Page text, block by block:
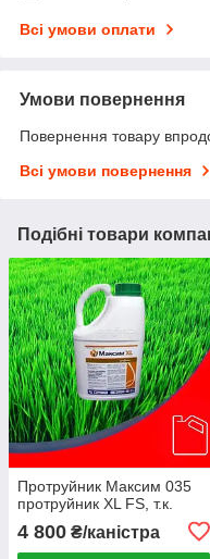
Всі умови оплати
Умови повернення
Повернення товару
Всі умови повернення
Подібні товари
Протруйник Максим 035
протруйник XL FS, т.к.
4 800 ₴/каністра